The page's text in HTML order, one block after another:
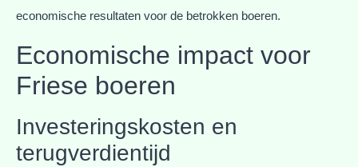
economische resultaten voor de betrokken boeren.
Economische impact voor
Friese boeren
Investeringskosten en
terugverdientijd